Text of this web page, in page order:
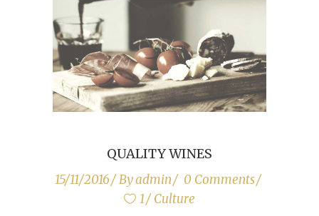
QUALITY WINES
15/11/2016 Byadmin
0 Comments
1
Culture